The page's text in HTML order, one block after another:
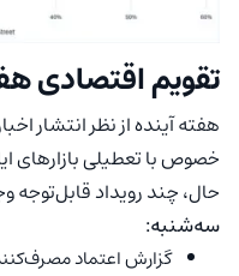
تقویم اقتصادی
هفته آینده از نظر انتشار
خصوص با تعطیلی بازارهای
حال، چند رویداد قابل‌توجه
سه‌شنبه:
گزارش اعتماد